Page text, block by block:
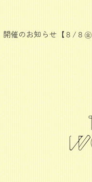
催のお知らせ【８/８